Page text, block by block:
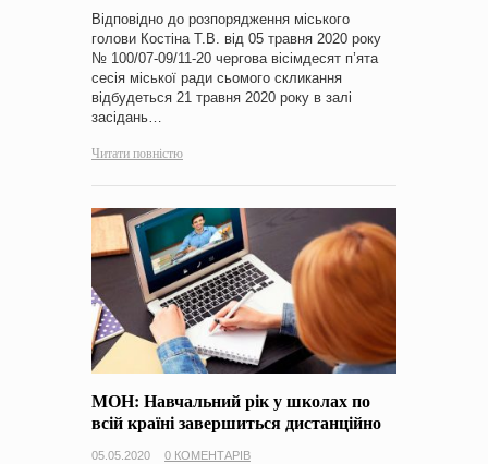
Відповідно до розпорядження міського
голови Костіна Т.В. від 05 травня 2020 року
№ 100/07-09/11-20 чергова вісімдесят п’ята
сесія міської ради сьомого скликання
відбудеться 21 травня 2020 року в залі
засідань…
Читати повністю
МОН: Навчальний рік у школах по
всій країні завершиться дистанційно
05.05.2020 0 КОМЕНТАРІВ